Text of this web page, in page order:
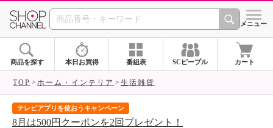
SHOP CHANNEL シメニュー
商品を探す 本日お買得 番組表 SCピープル カート
TOP ホーム・インテリア 生活雑貨
テレビアプリを使おうキャンペーン
8月は500円クーポンを2回プレゼント！